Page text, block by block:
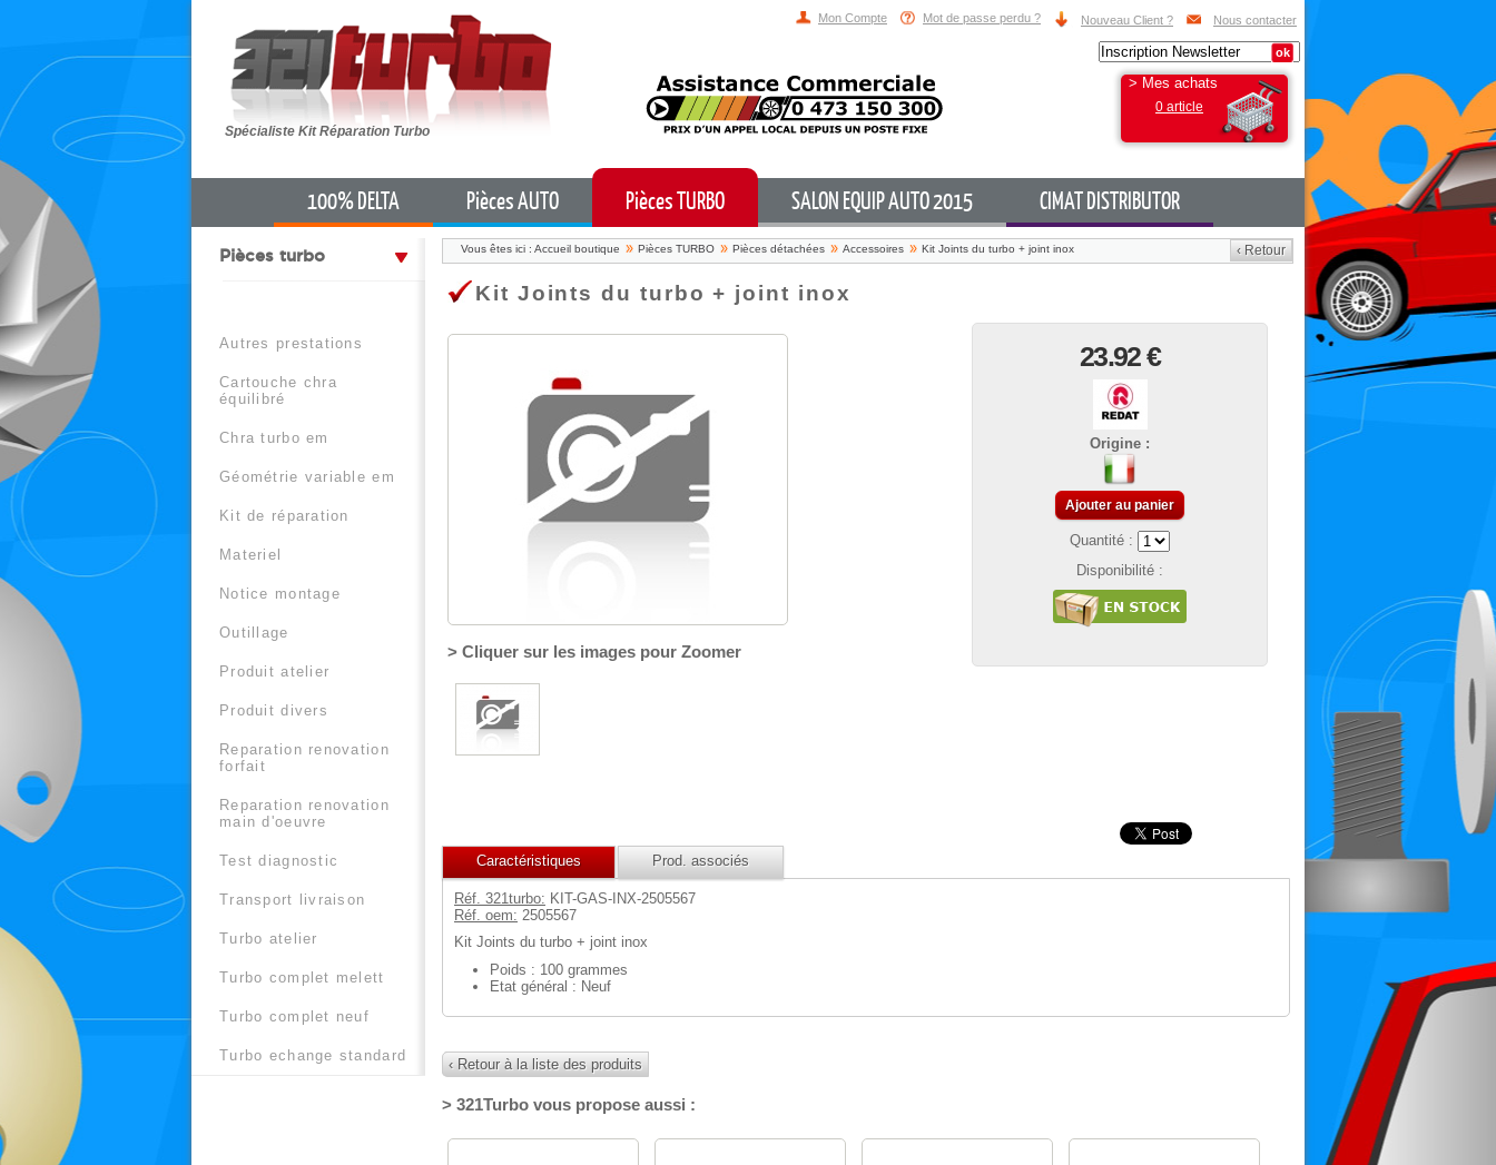
Spécialiste Kit Réparation Turbo
Mon Compte Mot de passe perdu ? Nouveau Client ? Nous contacter
> Mes achats
0 article
100% DELTA Pièces AUTO Pièces TURBO SALON EQUIP AUTO 2015 CIMAT DISTRIBUTOR
‹ Retour
Vous êtes ici : Accueil boutique Pièces TURBO Pièces détachées Accessoires Kit Joints du turbo + joint inox
Kit Joints du turbo + joint inox
> Cliquer sur les images pour Zoomer
23.92 €
Origine :
Ajouter au panier
Quantité :
Disponibilité :
Caractéristiques Prod. associés
Réf. 321turbo: KIT-GAS-INX-2505567
Réf. oem: 2505567
Kit Joints du turbo + joint inox
Poids : 100 grammes
Etat général : Neuf
‹ Retour à la liste des produits
> 321Turbo vous propose aussi :
pièces turbo
autres prestations
cartouche chra
équilibré
chra turbo em
géométrie variable em
kit de réparation
materiel
notice montage
outillage
produit atelier
produit divers
reparation renovation
forfait
reparation renovation
main d'oeuvre
test diagnostic
transport livraison
turbo atelier
turbo complet melett
turbo complet neuf
turbo echange standard